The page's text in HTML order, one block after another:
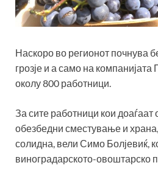
Наскоро во регионот почнува
грозје и а само на
околу 800 работници.
За сите работници кои доаѓаат
обезбедни сместување и
солидна, вели Симо Болјевиќ,
виноградарското-овоштарско